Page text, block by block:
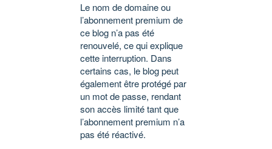
Le nom de domaine ou
l’abonnement premium de
ce blog n’a pas été
renouvelé, ce qui explique
cette interruption. Dans
certains cas, le blog peut
également être protégé par
un mot de passe, rendant
son accès limité tant que
l’abonnement premium n’a
pas été réactivé.